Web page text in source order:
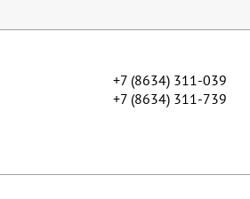
+7 (8634) 311-039
+7 (8634) 311-739